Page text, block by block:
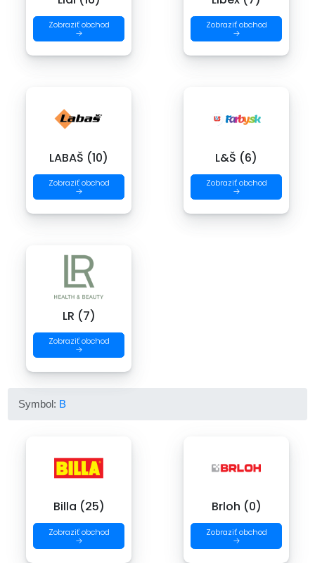
Zobraziť obchod
→
Zobraziť obchod
→
LABAŠ (10)
Zobraziť obchod
→
L&Š (6)
Zobraziť obchod
→
LR (7)
Zobraziť obchod
→
Symbol: B
Billa (25)
Zobraziť obchod
→
Brloh (0)
Zobraziť obchod
→